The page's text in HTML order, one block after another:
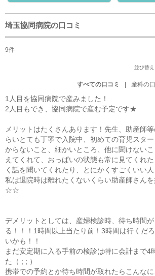
埼玉協同病院の口コミ
9件
並び替え
すべての口コミ | 産科の
1人目を協同病院で産みました！
2人目もでき、協同病院で産む予定です★
メリットはたくさんあります！先生、助産師
らいとても丁寧で入院中、初めての育児スタ
からないこと、細かいところ、他に聞けない
えてくれて、おっぱいの状態も常に見てくれ
く話を聞いてくれたり、とにかくすごくいい人
私は退院時は離れたくないくらい助産師さん
☆☆
デメリットとしては、産婦検診時、待ち時間
る！！！1時間以上当たり前！3時間は行くだ
いかも！！
まだ安定期に入る手前の検診は特に会計まで4
た（ ; ; ）
携帯での予約とか待ち時間が取れたらこんな